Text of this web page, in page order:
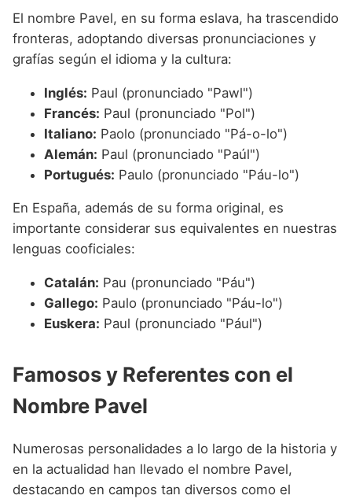
El nombre Pavel, en su forma eslava, ha trascendido
fronteras, adoptando diversas pronunciaciones y
grafías según el idioma y la cultura:
Inglés: Paul (pronunciado "Pawl")
Francés: Paul (pronunciado "Pol")
Italiano: Paolo (pronunciado "Pá-o-lo")
Alemán: Paul (pronunciado "Paúl")
Portugués: Paulo (pronunciado "Páu-lo")
En España, además de su forma original, es
importante considerar sus equivalentes en nuestras
lenguas cooficiales:
Catalán: Pau (pronunciado "Páu")
Gallego: Paulo (pronunciado "Páu-lo")
Euskera: Paul (pronunciado "Pául")
Famosos y Referentes con el
Nombre Pavel
Numerosas personalidades a lo largo de la historia y
en la actualidad han llevado el nombre Pavel,
destacando en campos tan diversos como el